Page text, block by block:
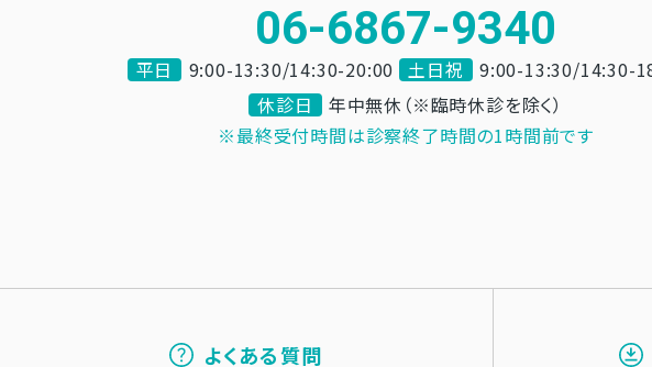
06-6867-9340
平日 9:00-13:30/14:30-20:00 土日祝
9:00-13:30/14:30-
休診日
年中無休（※臨時休診を除く）
※最終受付時間は診察終了時間の1時間前です
よくある質問